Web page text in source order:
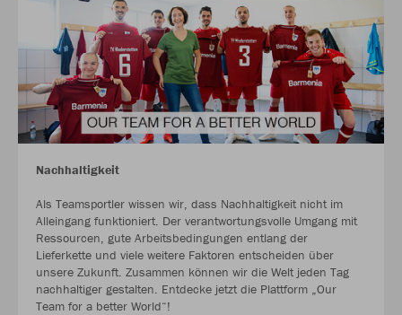
Nachhaltigkeit
Als Teamsportler wissen wir, dass Nachhaltigkeit nicht im
Alleingang funktioniert. Der verantwortungsvolle Umgang mit
Ressourcen, gute Arbeitsbedingungen entlang der
Lieferkette und viele weitere Faktoren entscheiden über
unsere Zukunft. Zusammen können wir die Welt jeden Tag
nachhaltiger gestalten. Entdecke jetzt die Plattform „Our
Team for a better World“!